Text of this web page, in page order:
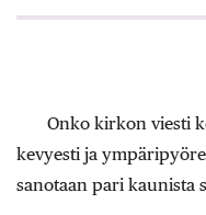
Onko kirkon viesti
kevyesti ja
sanotaan pari kaunista